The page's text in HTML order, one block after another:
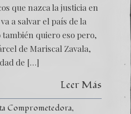
que nazca la justicia en
a salvar el país de la
quiero eso pero,
de Mariscal Zavala,
de […]
Leer Más
Comprometedora